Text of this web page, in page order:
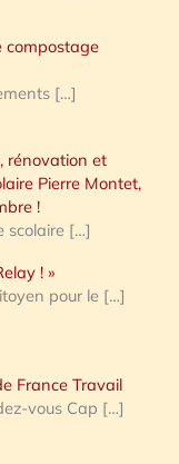
compostage
[…]
rénovation et
Pierre Montet,
!
scolaire […]
! »
pour le […]
France Travail
vous Cap […]